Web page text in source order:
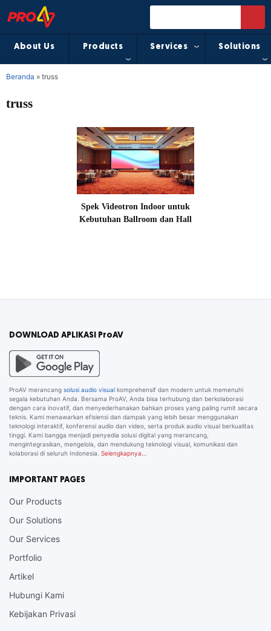
About Us Products Services Solutions
Beranda » truss
truss
Spek Videotron Indoor untuk
Kebutuhan Ballroom dan Hall
DOWNLOAD APLIKASI ProAV
ProAV merancang solusi audio visual komprehensif dan modern untuk memenuhi
segala kebutuhan Anda. Bersama ProAV, Anda bisa terhubung dan berkolaborasi
dengan cara inovatif, dan menyederhanakan bahkan proses yang paling rumit secara
teknis. Kami menawarkan efisiensi dan dampak yang lebih besar menggunakan
teknologi interaktif, konferensi audio dan video, serta produk audio visual berkualitas
tinggi. Kami bangga menjadi penyedia solusi digital yang merancang,
mengintegrasikan, mengelola, dan mendukung teknologi visual, komunikasi dan
kolaborasi di seluruh Indonesia. Selengkapnya…
IMPORTANT PAGES
Our Products
Our Solutions
Our Services
Portfolio
Artikel
Hubungi Kami
Kebijakan Privasi